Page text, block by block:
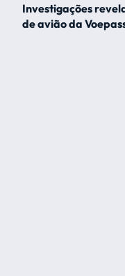
Investigações
de avião da